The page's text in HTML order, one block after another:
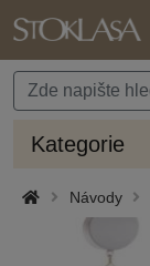
Kategorie
Návody